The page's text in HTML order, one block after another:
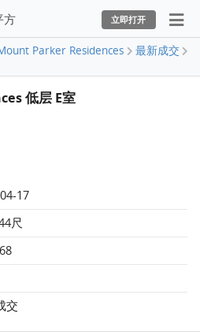
方 立即打开
Parker Residences
最新成交
低层 E室
17
尺
交